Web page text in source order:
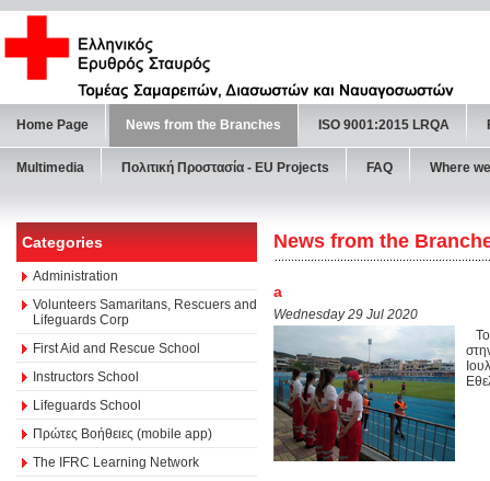
Home Page News from the Branches ISO 9001:2015 LRQA
Multimedia Πολιτική Προστασία - ΕU Projects FAQ Where
Categories
Administration
Volunteers Samaritans, Rescuers and
Lifeguards Corp
First Aid and Rescue School
Instructors School
Lifeguards School
Πρώτες Βοήθειες (mobile app)
The IFRC Learning Network
News from the
a
Wednesday 29 Jul 2020
Το